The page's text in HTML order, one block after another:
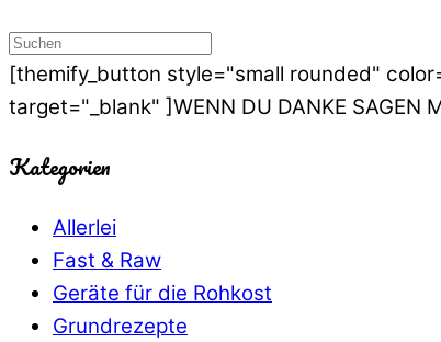
[themify_button style="small rounded"
target="_blank" ]WENN DU DANKE SAGEN
Kategorien
Allerlei
Fast & Raw
Geräte für die Rohkost
Grundrezepte